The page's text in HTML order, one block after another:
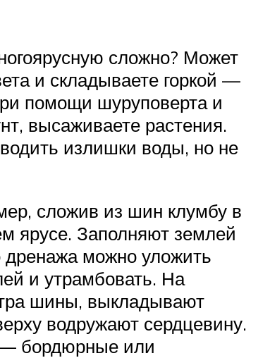
сложно? Может
и складываете горкой —
помощи шуруповерта и
высаживаете растения.
излишки воды, но не
сложив из шин клумбу в
ярусе. Заполняют землей
дренажа можно уложить
и утрамбовать. На
шины, выкладывают
водружают сердцевину.
— бордюрные или